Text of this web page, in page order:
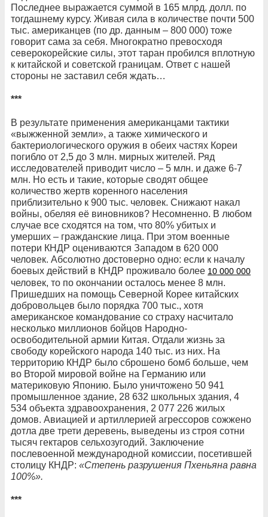
Последнее выражается суммой в 165 млрд. долл. по
тогдашнему курсу. Живая сила в количестве почти 500
тыс. американцев (по др. данным – 800 000) тоже
говорит сама за себя. Многократно превосходя
северокорейские силы, этот таран пробился вплотную
к китайской и советской границам. Ответ с нашей
стороны не заставил себя ждать…
***
В результате применения американцами тактики
«выжженной земли», а также химического и
бактериологического оружия в обеих частях Кореи
погибло от 2,5 до 3 млн. мирных жителей. Ряд
исследователей приводит число – 5 млн. и даже 6-7
млн. Но есть и такие, которые сводят общее
количество жертв коренного населения
приблизительно к 900 тыс. человек. Снижают накал
войны, обеляя её виновников? Несомненно. В любом
случае все сходятся на том, что 80% убитых и
умерших – гражданские лица. При этом военные
потери КНДР оцениваются Западом в 620 000
человек. Абсолютно достоверно одно: если к началу
боевых действий в КНДР проживало более 10 000 000
человек, то по окончании осталось менее 8 млн.
Пришедших на помощь Северной Корее китайских
добровольцев было порядка 700 тыс., хотя
американское командование со страху насчитало
несколько миллионов бойцов Народно-
освободительной армии Китая. Отдали жизнь за
свободу корейского народа 140 тыс. из них. На
территорию КНДР было сброшено бомб больше, чем
во Второй мировой войне на Германию или
материковую Японию. Было уничтожено 50 941
промышленное здание, 28 632 школьных здания, 4
534 объекта здравоохранения, 2 077 226 жилых
домов. Авиацией и артиллерией агрессоров сожжено
дотла две трети деревень, выведены из строя сотни
тысяч гектаров сельхозугодий. Заключение
послевоенной международной комиссии, посетившей
столицу КНДР: «Степень разрушения Пхеньяна равна
100%».
***